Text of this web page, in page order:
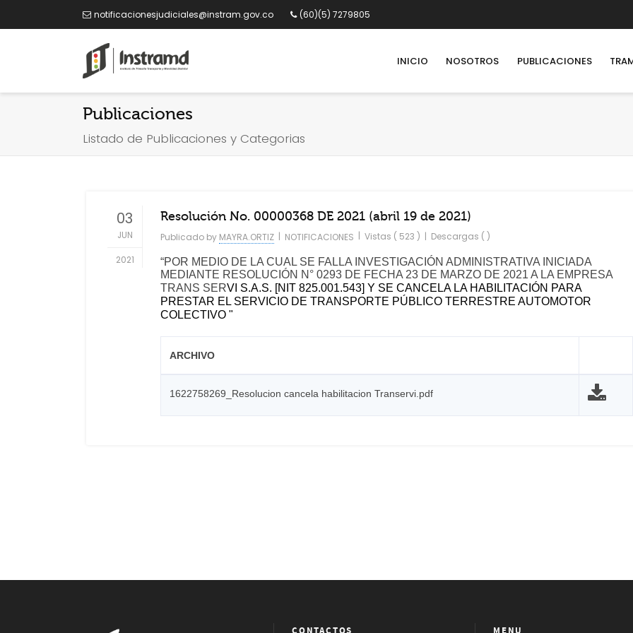
notificacionesjudiciales@instram.gov.co (60)(5) 7279805
INICIO NOSOTROS PUBLICACIONES
Publicaciones
Listado de Publicaciones y Categorias
03
JUN
2021
Resolución No. 00000368 DE 2021 (abril 19 de 2021)
Publicado by MAYRA.ORTIZ | NOTIFICACIONES | Vistas ( 523 ) | Descargas ( )
“POR MEDIO DE LA CUAL SE FALLA INVESTIGACIÓN ADMINISTRATIVA INICIADA
MEDIANTE RESOLUCIÓN N° 0293 DE FECHA 23 DE MARZO DE 2021 A LA EMPRESA
TRANS SERVI S.A.S. [NIT 825.001.543] Y SE CANCELA LA HABILITACIÓN PARA
PRESTAR EL SERVICIO DE TRANSPORTE PÚBLICO TERRESTRE AUTOMOTOR
COLECTIVO "
ARCHIVO
1622758269_Resolucion cancela habilitacion Transervi.pdf